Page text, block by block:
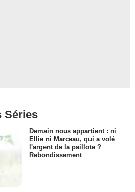
Séries
Demain nous appartient : ni
Ellie ni Marceau, qui a volé
l'argent de la paillote ?
Rebondissement